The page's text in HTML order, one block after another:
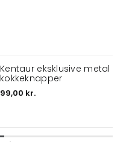
Kentaur eksklusive metal
kokkeknapper
99,00 kr.